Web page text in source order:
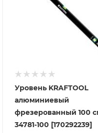
Уровень KRAFTOOL
алюминиевый
фрезерованный 100
34781-100 [170292239]